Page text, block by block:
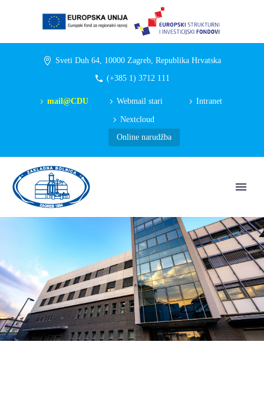
Sveti Duh 64, 10000 Zagreb, Republika Hrvatska
(+385 1) 3712 111
mail@CDU Webmail stari Intranet
Nextcloud
Online narudžba